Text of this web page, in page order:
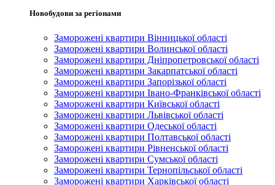
Новобудови за регіонами
Заморожені квартири Вінницької області
Заморожені квартири Волинської області
Заморожені квартири Дніпропетровської області
Заморожені квартири Закарпатської області
Заморожені квартири Запорізької області
Заморожені квартири Івано-Франківської області
Заморожені квартири Київської області
Заморожені квартири Львівської області
Заморожені квартири Одеської області
Заморожені квартири Полтавської області
Заморожені квартири Рівненської області
Заморожені квартири Сумської області
Заморожені квартири Тернопільської області
Заморожені квартири Харківської області